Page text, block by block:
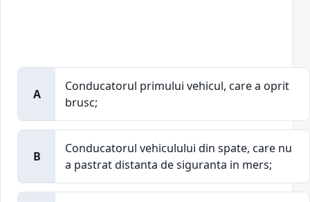
A
Conducatorul primului vehicul, care a oprit
brusc;
B
Conducatorul vehiculului din spate, care nu
a pastrat distanta de siguranta in mers;